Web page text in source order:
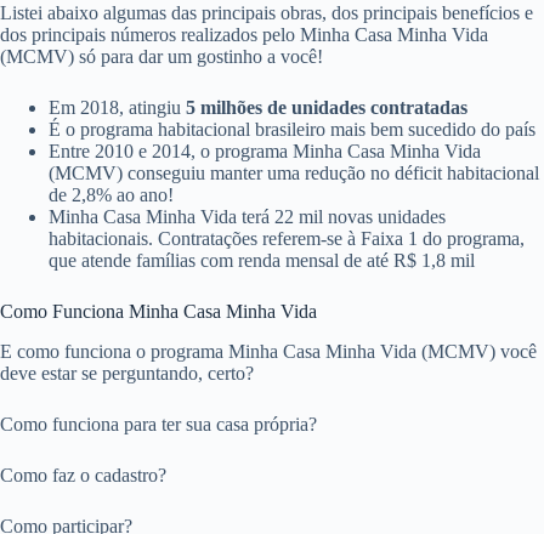
Listei abaixo algumas das principais obras, dos principais benefícios e
dos principais números realizados pelo Minha Casa Minha Vida
(MCMV) só para dar um gostinho a você!
Em 2018, atingiu 5 milhões de unidades contratadas
É o programa habitacional brasileiro mais bem sucedido do país
Entre 2010 e 2014, o programa Minha Casa Minha Vida
(MCMV) conseguiu manter uma redução no déficit habitacional
de 2,8% ao ano!
Minha Casa Minha Vida terá 22 mil novas unidades
habitacionais. Contratações referem-se à Faixa 1 do programa,
que atende famílias com renda mensal de até R$ 1,8 mil
Como Funciona Minha Casa Minha Vida
E como funciona o programa Minha Casa Minha Vida (MCMV) você
deve estar se perguntando, certo?
Como funciona para ter sua casa própria?
Como faz o cadastro?
Como participar?